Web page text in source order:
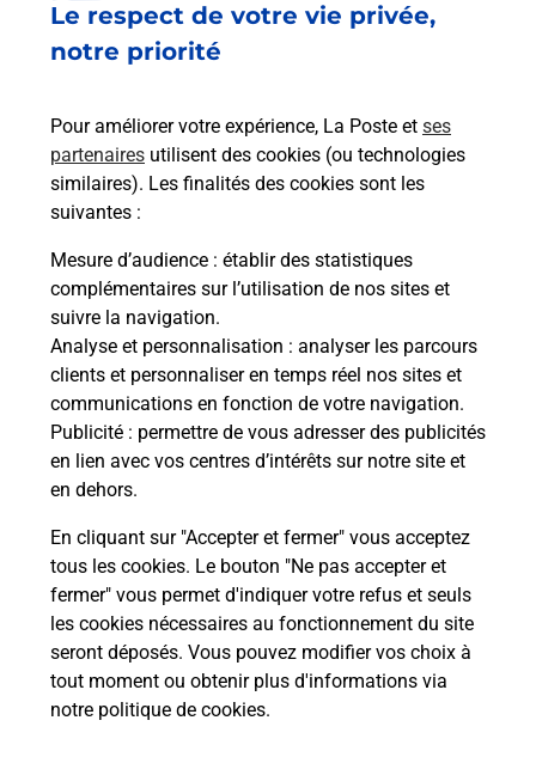
Le respect de votre vie privée,
notre priorité
Pour améliorer votre expérience, La Poste et ses
partenaires utilisent des cookies (ou technologies
similaires). Les finalités des cookies sont les
suivantes :
Mesure d’audience : établir des statistiques
complémentaires sur l’utilisation de nos sites et
suivre la navigation.
Analyse et personnalisation : analyser les parcours
clients et personnaliser en temps réel nos sites et
communications en fonction de votre navigation.
Publicité : permettre de vous adresser des publicités
en lien avec vos centres d’intérêts sur notre site et
en dehors.
En cliquant sur "Accepter et fermer" vous acceptez
tous les cookies. Le bouton "Ne pas accepter et
fermer" vous permet d'indiquer votre refus et seuls
les cookies nécessaires au fonctionnement du site
seront déposés. Vous pouvez modifier vos choix à
tout moment ou obtenir plus d'informations via
notre politique de cookies.
Prochaine collecte du courrier vendredi
09h00
19470 Madranges
Boîte aux lettres La Poste
Prochaine collecte du courriervendredià
09h00
Route De Tulle
19470 Madranges
Le lien s'ouvre dans un nouvel onglet
Localiser Liste Boîtes aux lettres Corrèze Madranges